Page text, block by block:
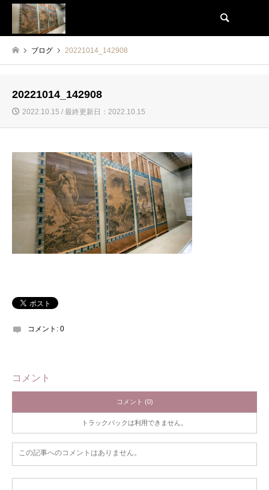
ブログ 20221014_142908
20221014_142908
2022.10.15 / 最終更新日：2022.10.15
コメント: 0
コメント
コメント (0)
トラックバックは利用できません。
この記事へのコメントはありません。